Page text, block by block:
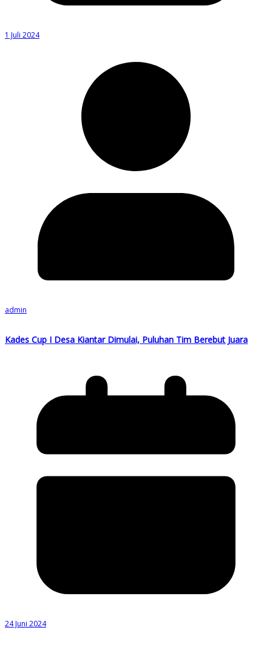
1 Juli 2024
admin
Kades Cup I Desa Kiantar Dimulai, Puluhan Tim Berebut Juara
24 Juni 2024